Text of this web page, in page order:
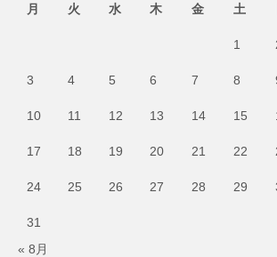
月
火 水 木 金 土
1
3 4 5 6 7 8
10 11 12 13 14 15
17 18 19 20 21 22
24 25 26 27 28 29
31
« 8月